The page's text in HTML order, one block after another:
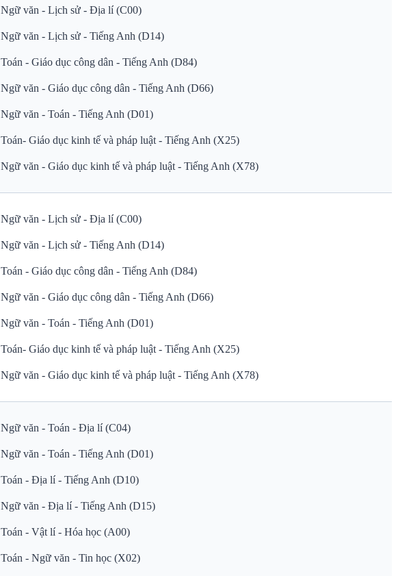
Ngữ văn - Lịch sử - Địa lí (C00)
Ngữ văn - Lịch sử - Tiếng Anh (D14)
Toán - Giáo dục công dân - Tiếng Anh (D84)
Ngữ văn - Giáo dục công dân - Tiếng Anh (D66)
Ngữ văn - Toán - Tiếng Anh (D01)
Toán- Giáo dục kinh tế và pháp luật - Tiếng Anh (X25)
Ngữ văn - Giáo dục kinh tế và pháp luật - Tiếng Anh (X78)
Ngữ văn - Lịch sử - Địa lí (C00)
Ngữ văn - Lịch sử - Tiếng Anh (D14)
Toán - Giáo dục công dân - Tiếng Anh (D84)
Ngữ văn - Giáo dục công dân - Tiếng Anh (D66)
Ngữ văn - Toán - Tiếng Anh (D01)
Toán- Giáo dục kinh tế và pháp luật - Tiếng Anh (X25)
Ngữ văn - Giáo dục kinh tế và pháp luật - Tiếng Anh (X78)
Ngữ văn - Toán - Địa lí (C04)
Ngữ văn - Toán - Tiếng Anh (D01)
Toán - Địa lí - Tiếng Anh (D10)
Ngữ văn - Địa lí - Tiếng Anh (D15)
Toán - Vật lí - Hóa học (A00)
Toán - Ngữ văn - Tin học (X02)